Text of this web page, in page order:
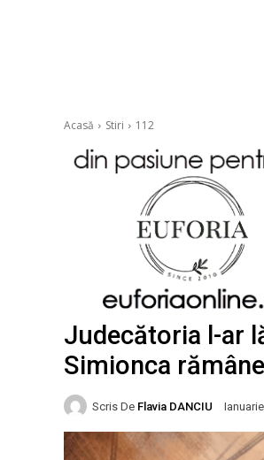
Acasă Stiri 112
Judecătoria l-ar
Simionca
Scris De Flavia DANCIU